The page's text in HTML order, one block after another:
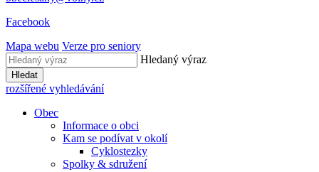
Facebook
Mapa webu Verze pro seniory
Hledaný výraz
Hledat
rozšířené vyhledávání
Obec
Informace o obci
Kam se podívat v okolí
Cyklostezky
Spolky & sdružení